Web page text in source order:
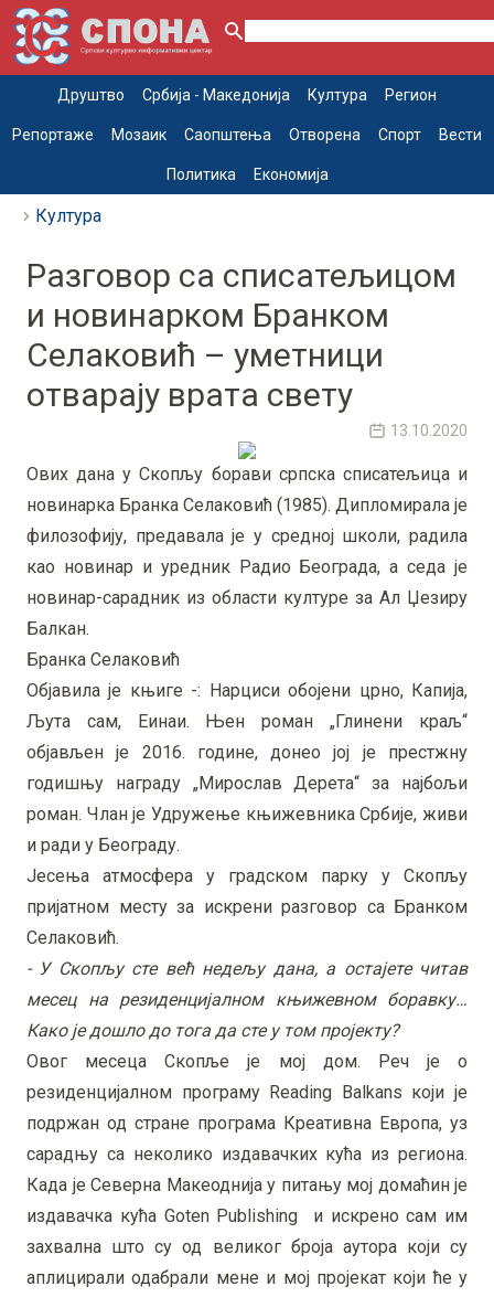
Друштво Србија - Македонија Култура Регион
Репортаже Мозаик Саопштења Отворена Спорт Вести
Политика Економија
Култура
Разговор са списатељицом
и новинарком Бранком
Селаковић – уметници
отварају врата свету
13.10.2020
Ових дана у Скопљу борави српска списатељица и
новинарка Бранка Селаковић (1985). Дипломирала је
филозофију, предавала је у средној школи, радила
као новинар и уредник Радио Београда, а седа је
новинар-сарадник из области културе за Ал Џезиру
Балкан.
Бранка Селаковић
Објавила је књиге -: Нарциси обојени црно, Капија,
Љута сам, Еинаи. Њен роман „Глинени краљ“
објављен је 2016. године, донео јој је престжну
годишњу награду „Мирослав Дерета“ за најбољи
роман. Члан је Удружење књижевника Србије, живи
и ради у Београду.
Јесења атмосфера у градском парку у Скопљу
пријатном месту за искрени разговор са Бранком
Селаковић.
- У Скопљу сте већ недељу дана, а остајете читав
месец на резиденцијалном књижевном боравку…
Како је дошло до тога да сте у том пројекту?
Овог месеца Скопље је мој дом. Реч је о
резиденцијалном програму Reading Balkans који је
подржан од стране програма Креативна Европа, уз
сарадњу са неколико издавачких кућа из региона.
Када је Северна Макеоднија у питању мој домаћин је
издавачка кућа Goten Publishing и искрено сам им
захвална што су од великог броја аутора који су
аплицирали одабрали мене и мој пројекат који ће у